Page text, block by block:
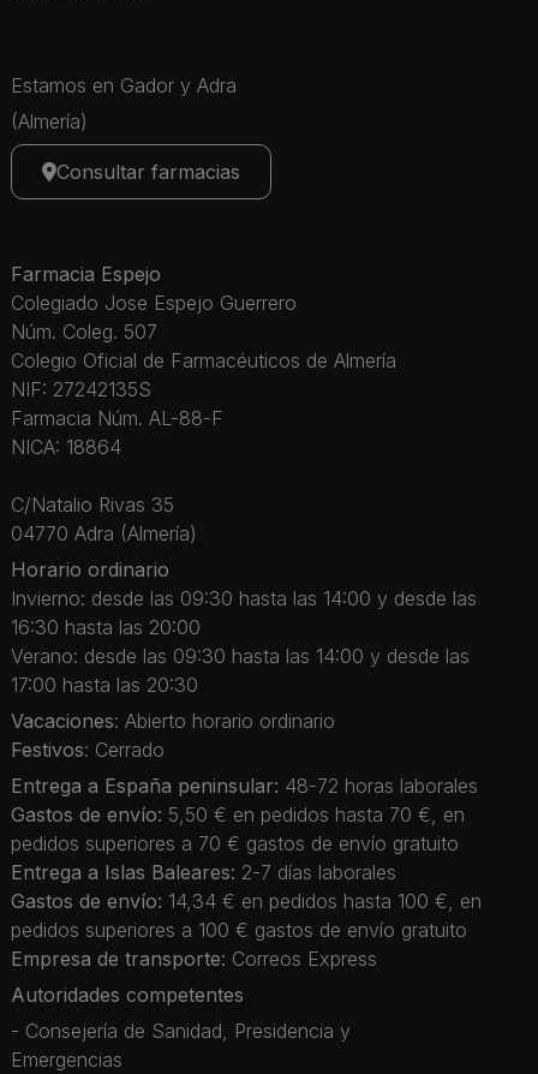
Estamos en Gador y Adra
(Almería)
Consultar farmacias
Farmacia Espejo
Colegiado Jose Espejo Guerrero
Núm. Coleg. 507
Colegio Oficial de Farmacéuticos de Almería
NIF: 27242135S
Farmacia Núm. AL-88-F
NICA: 18864
C/Natalio Rivas 35
04770 Adra (Almería)
Horario ordinario
Invierno: desde las 09:30 hasta las 14:00 y desde las
16:30 hasta las 20:00
Verano: desde las 09:30 hasta las 14:00 y desde las
17:00 hasta las 20:30
Vacaciones: Abierto horario ordinario
Festivos: Cerrado
Entrega a España peninsular: 48-72 horas laborales
Gastos de envío: 5,50 € en pedidos hasta 70 €, en
pedidos superiores a 70 € gastos de envío gratuito
Entrega a Islas Baleares: 2-7 días laborales
Gastos de envío: 14,34 € en pedidos hasta 100 €, en
pedidos superiores a 100 € gastos de envío gratuito
Empresa de transporte: Correos Express
Autoridades competentes
- Consejería de Sanidad, Presidencia y
Emergencias